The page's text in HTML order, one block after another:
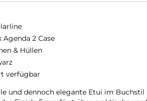
Agenda 2 Case
& Hüllen
verfügbar
und dennoch elegante Etui im